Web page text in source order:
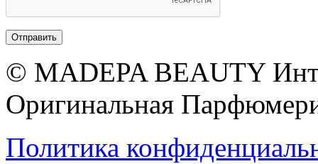
© MADEPA BEAUTY
Оригинальная
Политика